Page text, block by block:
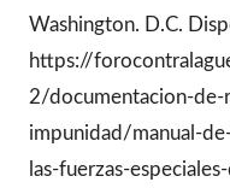
Washington. D.C.
https://
2/documentacion-de-
impunidad/manual-
las-fuerzas-